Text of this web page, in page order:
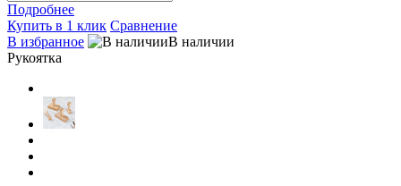
Подробнее
Купить в 1 клик Сравнение
В избранное
В наличии
Рукоятка